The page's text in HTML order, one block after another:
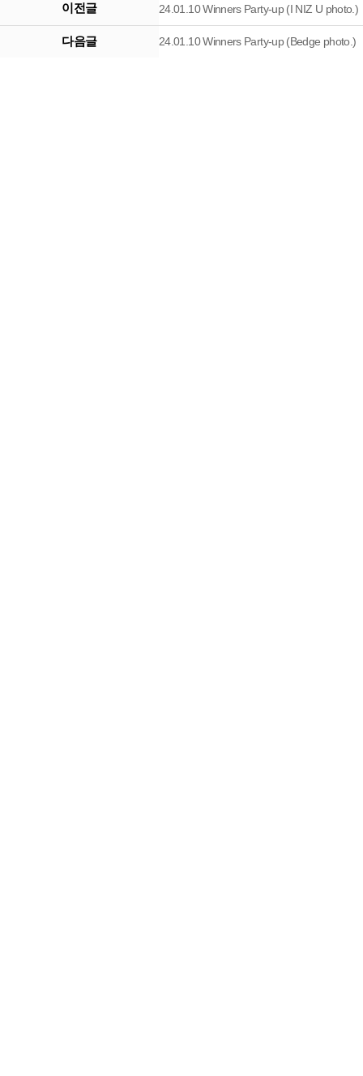
이전글 24.01.10 Winners Party-up (I NIZ U photo.)
다음글 24.01.10 Winners Party-up (Bedge photo.)